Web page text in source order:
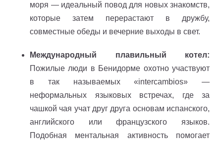
моря — идеальный повод для новых знакомств,
которые затем перерастают в дружбу,
совместные обеды и вечерние выходы в свет.
Международный плавильный котел:
Пожилые люди в Бенидорме охотно участвуют
в так называемых «intercambios» —
неформальных языковых встречах, где за
чашкой чая учат друг друга основам испанского,
английского или французского языков.
Подобная ментальная активность помогает